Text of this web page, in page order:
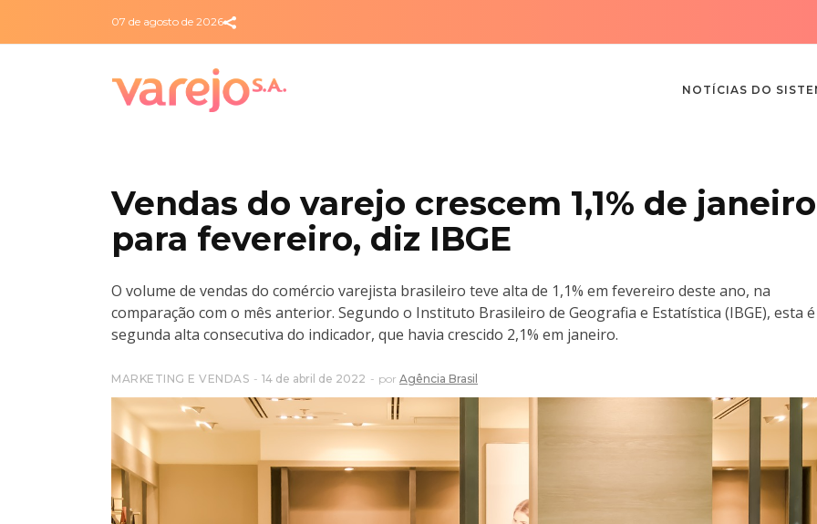
07 de agosto de 2026
NOTÍCIAS DO
Vendas do varejo crescem 1,1% de janeiro
para fevereiro, diz IBGE
O volume de vendas do comércio varejista brasileiro teve alta de 1,1% em fevereiro deste ano, na
comparação com o mês anterior. Segundo o Instituto Brasileiro de Geografia e Estatística (IBGE), esta
segunda alta consecutiva do indicador, que havia crescido 2,1% em janeiro.
MARKETING E VENDAS 14 de abril de 2022 por Agência Brasil